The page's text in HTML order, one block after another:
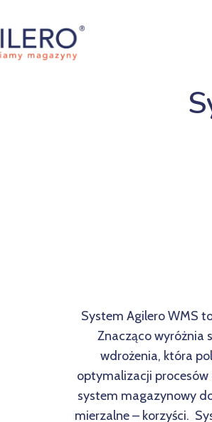
System Agilero WMS
Znacząco wyróżnia
wdrożenia, która
optymalizacji
system magazynowy
mierzalne – korzyści.